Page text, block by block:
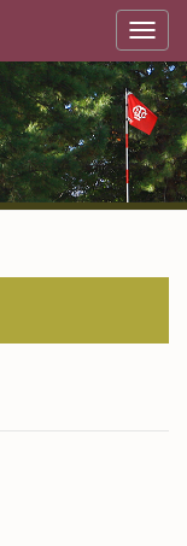
T
g
g
l
e
n
a
v
i
a
n
垂